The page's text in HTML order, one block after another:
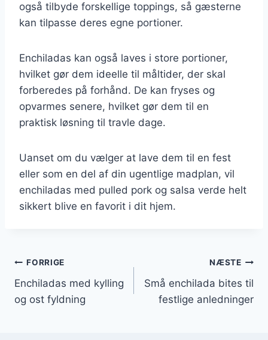
også tilbyde forskellige toppings, så gæsterne
kan tilpasse deres egne portioner.
Enchiladas kan også laves i store portioner,
hvilket gør dem ideelle til måltider, der skal
forberedes på forhånd. De kan fryses og
opvarmes senere, hvilket gør dem til en
praktisk løsning til travle dage.
Uanset om du vælger at lave dem til en fest
eller som en del af din ugentlige madplan, vil
enchiladas med pulled pork og salsa verde helt
sikkert blive en favorit i dit hjem.
Indlægsnavigation
FORRIGE
Enchiladas med kylling
og ost fyldning
NÆSTE
Små enchilada bites til
festlige anledninger